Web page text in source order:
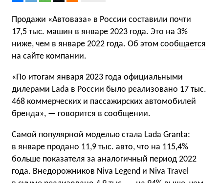
Продажи «Автоваза» в России составили почти
17,5 тыс. машин в январе 2023 года. Это на 3%
ниже, чем в январе 2022 года. Об этом сообщается
на сайте компании.
«По итогам января 2023 года официальными
дилерами Lada в России было реализовано 17 тыс.
468 коммерческих и пассажирских автомобилей
бренда», — говорится в сообщении.
Самой популярной моделью стала Lada Granta:
в январе продано 11,9 тыс. авто, что на 115,4%
больше показателя за аналогичный период 2022
года. Внедорожников Niva Legend и Niva Travel